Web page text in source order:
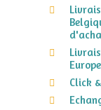
Click